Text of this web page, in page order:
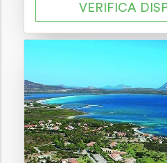
VERIFICA